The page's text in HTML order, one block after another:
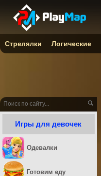
Игры для девочек
Одевалки
Готовим еду
Стрелялки Логические